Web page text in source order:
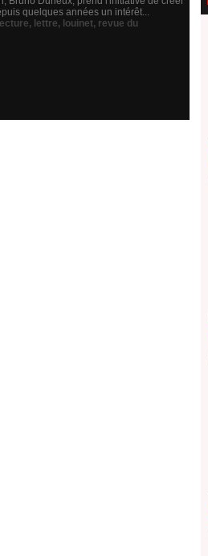
quelques années un intérêt...
lecture, lettre, louinet, revue du